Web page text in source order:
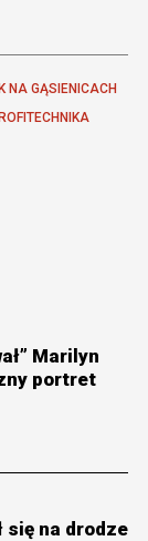
NA GĄSIENICACH
Marilyn
portret
się na drodze